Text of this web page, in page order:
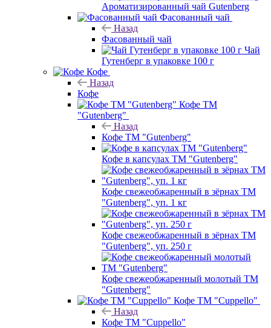
Ароматизированный чай Gutenberg
Фасованный чай
Назад
Фасованный чай
Чай
Гутенберг в упаковке 100 г
Кофе
Назад
Кофе
Кофе ТМ
"Gutenberg"
Назад
Кофе ТМ "Gutenberg"
Кофе в капсулах ТМ "Gutenberg"
Кофе свежеобжаренный в зёрнах ТМ
"Gutenberg", уп. 1 кг
Кофе свежеобжаренный в зёрнах ТМ
"Gutenberg", уп. 250 г
Кофе свежеобжаренный молотый ТМ
"Gutenberg"
Кофе ТМ "Cuppello"
Назад
Кофе ТМ "Cuppello"